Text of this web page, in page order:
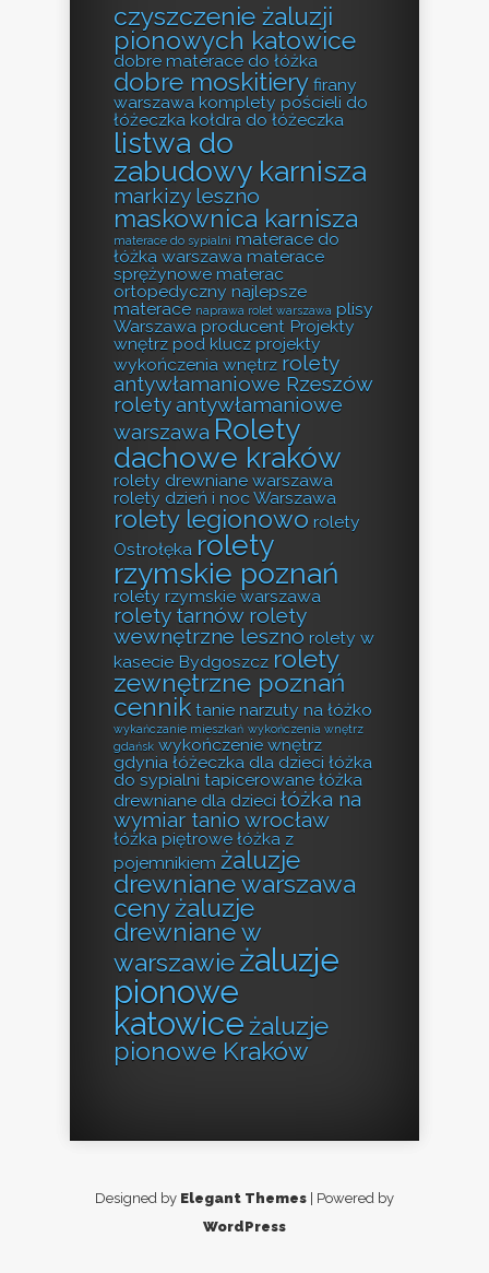
czyszczenie żaluzji
pionowych katowice
dobre materace do łóżka
dobre moskitiery firany
warszawa komplety pościeli do
łóżeczka kołdra do łóżeczka
listwa do
zabudowy karnisza
markizy leszno
maskownica karnisza
materace do sypialni materace do
łóżka warszawa materace
sprężynowe materac
ortopedyczny najlepsze
materace naprawa rolet warszawa plisy
Warszawa producent Projekty
wnętrz pod klucz projekty
wykończenia wnętrz rolety
antywłamaniowe Rzeszów
rolety antywłamaniowe
warszawa Rolety
dachowe kraków
rolety drewniane warszawa
rolety dzień i noc Warszawa
rolety legionowo rolety
Ostrołęka rolety
rzymskie poznań
rolety rzymskie warszawa
rolety tarnów rolety
wewnętrzne leszno rolety w
kasecie Bydgoszcz rolety
zewnętrzne poznań
cennik tanie narzuty na łóżko
wykańczanie mieszkań wykończenia wnętrz
gdańsk wykończenie wnętrz
gdynia łóżeczka dla dzieci łóżka
do sypialni tapicerowane łóżka
drewniane dla dzieci łóżka na
wymiar tanio wrocław
łóżka piętrowe łóżka z
pojemnikiem żaluzje
drewniane warszawa
cenyżaluzje
drewniane w
warszawieżaluzje
pionowe
katowice żaluzje
pionowe Kraków
Designed by Elegant Themes | Powered by
WordPress